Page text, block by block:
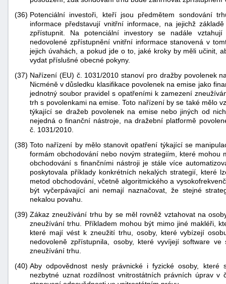
(36) Potenciální investoři, kteří jsou předmětem sondování
informace představují vnitřní informace, na jejichž
zpřístupnit. Na potenciální investory se nadále
nedovolené zpřístupnění vnitřní informace stanovená v
jejich úvahách, a pokud jde o to, jaké kroky by měli učinit,
vydat příslušné obecné pokyny.
(37) Nařízení (EU) č. 1031/2010 stanoví pro dražby povolenek
Nicméně v důsledku klasifikace povolenek na emise jako
jednotný soubor pravidel s opatřeními k zamezení
trh s povolenkami na emise. Toto nařízení by se také mělo
týkající se dražeb povolenek na emise nebo jiných od
nejedná o finanční nástroje, na dražební platformě
č. 1031/2010.
(38) Toto nařízení by mělo stanovit opatření týkající se
formám obchodování nebo novým strategiím, které mohou
obchodování s finančními nástroji je stále více
poskytovala příklady konkrétních nekalých strategií, které
metod obchodování, včetně algoritmického a
být vyčerpávající ani nemají naznačovat, že stejné
nekalou povahu.
(39) Zákaz zneužívání trhu by se měl rovněž vztahovat na
zneužívání trhu. Příkladem mohou být mimo jiné makléři,
které mají vést k zneužití trhu, osoby, které vybízejí
nedovoleně zpřístupnila, osoby, které vyvíjejí software
zneužívání trhu.
(40) Aby odpovědnost nesly právnické i fyzické osoby,
nezbytné uznat rozdílnost vnitrostátních právních úprav